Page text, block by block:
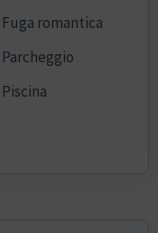
Fuga romantica
Parcheggio
Piscina